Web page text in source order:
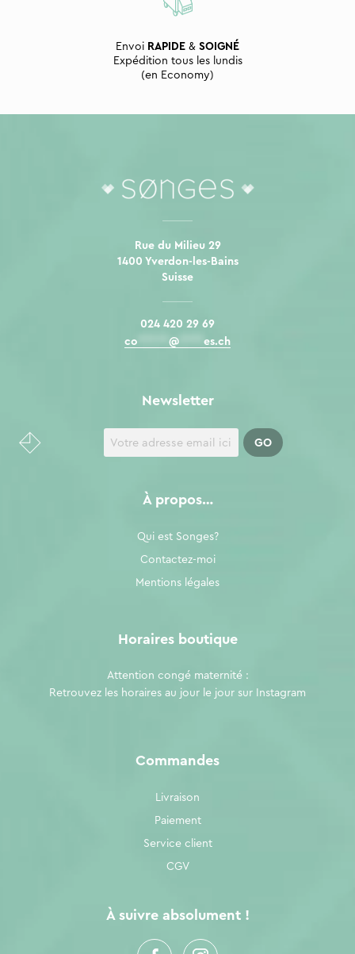
Envoi RAPIDE & SOIGNÉ
Expédition tous les lundis
(en Economy)
Rue du Milieu 29
1400 Yverdon-les-Bains
Suisse
024 420 29 69
co
@ es.ch
Commandes
Livraison
Paiement
Service client
CGV
À suivre absolument !
À propos…
Qui est Songes?
Contactez-moi
Mentions légales
Newsletter
Horaires boutique
Attention congé maternité :
Retrouvez les horaires au jour le jour sur
Instagram